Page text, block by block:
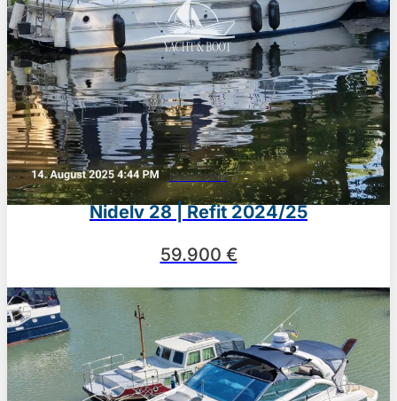
Motorboote
Nidelv 28 | Refit 2024/25
59.900 €